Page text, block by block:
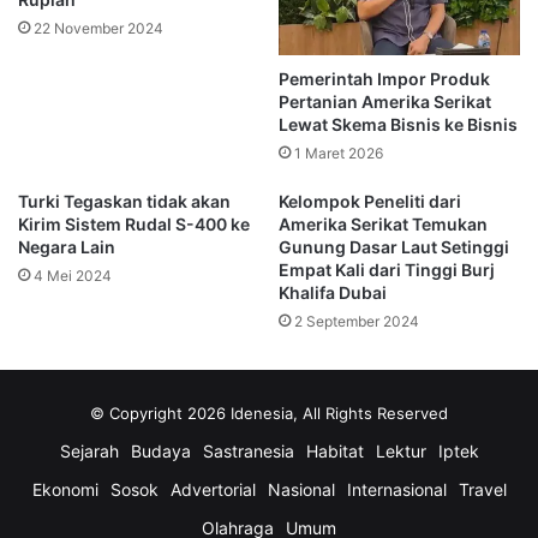
tetap berhubungan dan menelepon sekarang karena saya
khawatir terhadap situasi keuangan di sana,” ujar Clinton.
Clinton Soroti Rencana
Salah satu hal yang menjadi perhatian Clinton ialah
rencana pemerintah Indonesia menerapkan sistem
currency board
. Kebijakan itu bertujuan mematok nilai
tukar rupiah terhadap dolar AS pada level tertentu.
devisa Indonesia.
Ia mengaku sudah membahas rencana itu bersama
22 November 2024
Pemerintah Impor Produk
Pertanian Amerika Serikat
Lewat Skema Bisnis ke Bisnis
1 Maret 2026
Turki Tegaskan tidak akan
Kirim Sistem Rudal S-400 ke
Negara Lain
4 Mei 2024
Kelompok Peneliti dari
Amerika Serikat Temukan
Gunung Dasar Laut Setinggi
Empat Kali dari Tinggi Burj
Khalifa Dubai
2 September 2024
© Copyright 2026 Idenesia, All Rights Reserved
Sejarah Budaya Sastranesia Habitat Lektur
Iptek
Ekonomi
Sosok Advertorial Nasional Internasional
Travel
Olahraga
Umum